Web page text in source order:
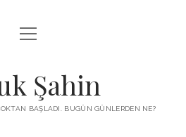
KUTUP YILDIZI
YAZILARI
menüyü
aç
Şahin
BAŞLADI. BUGÜN GÜNLERDEN NE?